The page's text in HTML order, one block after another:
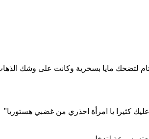
تام لتضحك مايا بسخرية وكانت على وشك
كثيرا يا امرأة احذري من غضبي هستوريا"